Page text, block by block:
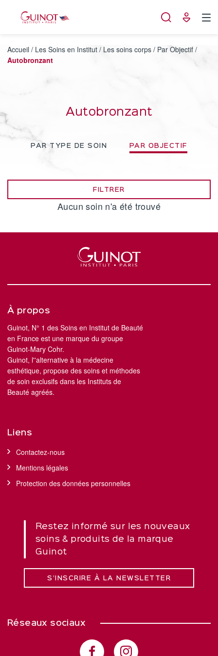
Accueil / Les Soins en Institut / Les soins corps / Par Objectif /
Autobronzant
Autobronzant
PAR TYPE DE SOIN PAR OBJECTIF
FILTRER
Aucun soin n'a été trouvé
À propos
Guinot, N° 1 des Soins en Institut de Beauté
en France est une marque du groupe
Guinot-Mary Cohr.
Guinot, l''alternative à la médecine
esthétique, propose des soins et méthodes
de soin exclusifs dans les Instituts de
Beauté agréés.
Liens
Contactez-nous
Mentions légales
Protection des données personnelles
Restez informé sur les nouveaux
soins & produits de la marque
Guinot
S’INSCRIRE À LA NEWSLETTER
Réseaux sociaux